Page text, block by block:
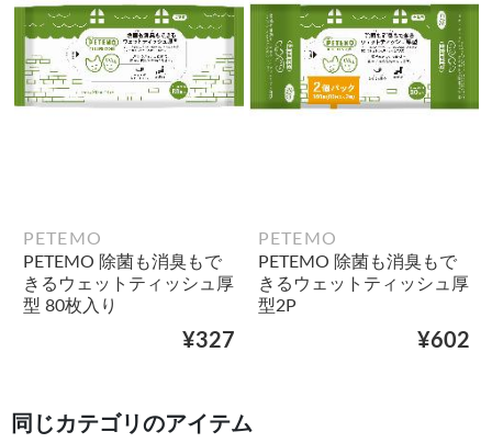
PETEMO
PETEMO 除菌も消臭もで
きるウェットティッシュ厚
型 80枚入り
¥327
PETEMO
PETEMO 除菌も消臭もで
きるウェットティッシュ厚
型2P
¥602
同じカテゴリのアイテム